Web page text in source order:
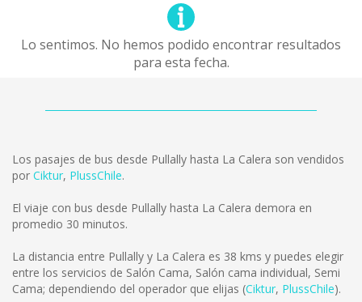
Lo sentimos. No hemos podido encontrar resultados
para esta fecha.
Los pasajes de bus desde Pullally hasta La Calera son vendidos
por Ciktur, PlussChile.
El viaje con bus desde Pullally hasta La Calera demora en
promedio 30 minutos.
La distancia entre Pullally y La Calera es 38 kms y puedes elegir
entre los servicios de Salón Cama, Salón cama individual, Semi
Cama; dependiendo del operador que elijas (Ciktur, PlussChile).